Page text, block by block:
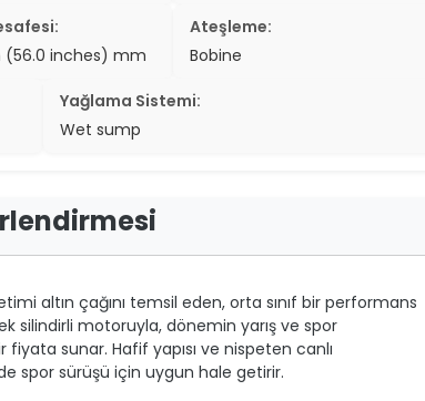
(56.0 inches) mm
Ateşleme:
Bobine
Yağlama Sistemi:
Wet sump
altın çağını temsil eden, orta sınıf bir performans
silindirli motoruyla, dönemin yarış ve spor
sunar. Hafif yapısı ve nispeten canlı
spor sürüşü için uygun hale getirir.